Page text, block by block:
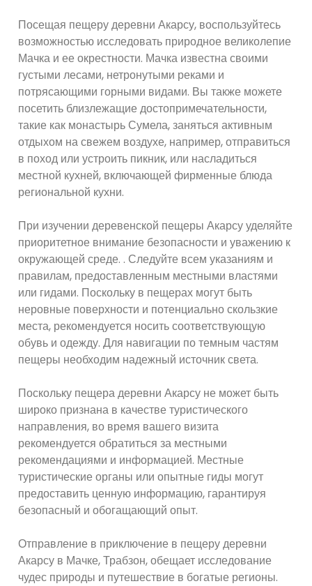
Посещая пещеру деревни Акарсу, воспользуйтесь
возможностью исследовать природное великолепие
Мачка и ее окрестности. Мачка известна своими
густыми лесами, нетронутыми реками и
потрясающими горными видами. Вы также можете
посетить близлежащие достопримечательности,
такие как монастырь Сумела, заняться активным
отдыхом на свежем воздухе, например, отправиться
в поход или устроить пикник, или насладиться
местной кухней, включающей фирменные блюда
региональной кухни.
При изучении деревенской пещеры Акарсу уделяйте
приоритетное внимание безопасности и уважению к
окружающей среде. . Следуйте всем указаниям и
правилам, предоставленным местными властями
или гидами. Поскольку в пещерах могут быть
неровные поверхности и потенциально скользкие
места, рекомендуется носить соответствующую
обувь и одежду. Для навигации по темным частям
пещеры необходим надежный источник света.
Поскольку пещера деревни Акарсу не может быть
широко признана в качестве туристического
направления, во время вашего визита
рекомендуется обратиться за местными
рекомендациями и информацией. Местные
туристические органы или опытные гиды могут
предоставить ценную информацию, гарантируя
безопасный и обогащающий опыт.
Отправление в приключение в пещеру деревни
Акарсу в Мачке, Трабзон, обещает исследование
чудес природы и путешествие в богатые регионы.